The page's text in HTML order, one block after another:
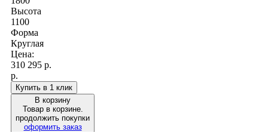
Высота
1100
Форма
Круглая
Цена:
310 295 р.
р.
Купить в 1 клик
В корзину
Товар в корзине.
продолжить покупки
оформить заказ